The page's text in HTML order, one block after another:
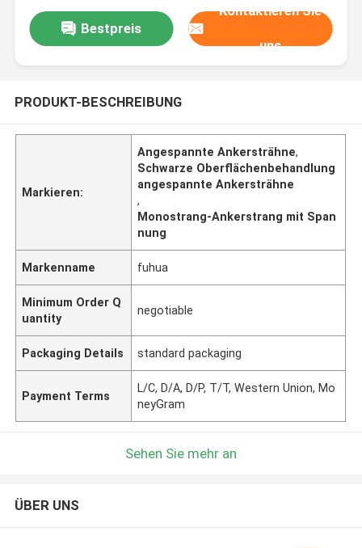
Bestpreis
Kontaktieren Sie
uns
PRODUKT-BESCHREIBUNG
Markieren:
Angespannte Ankersträhne,
Schwarze Oberflächenbehandlung
angespannte Ankersträhne
,
Monostrang-Ankerstrang mit Span
nung
Markenname fuhua
Minimum Order Q
uantity
negotiable
Packaging Details standard packaging
Payment Terms
L/C, D/A, D/P, T/T, Western Union, Mo
neyGram
Sehen Sie mehr an
ÜBER UNS